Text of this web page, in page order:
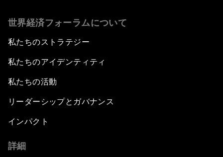
世界経済フォーラムについて
私たちのストラテジー
私たちのアイデンティティ
私たちの活動
リーダーシップとガバナンス
インパクト
詳細